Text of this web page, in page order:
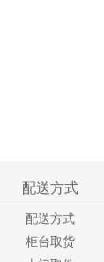
配送方式
配送方式
柜台取货